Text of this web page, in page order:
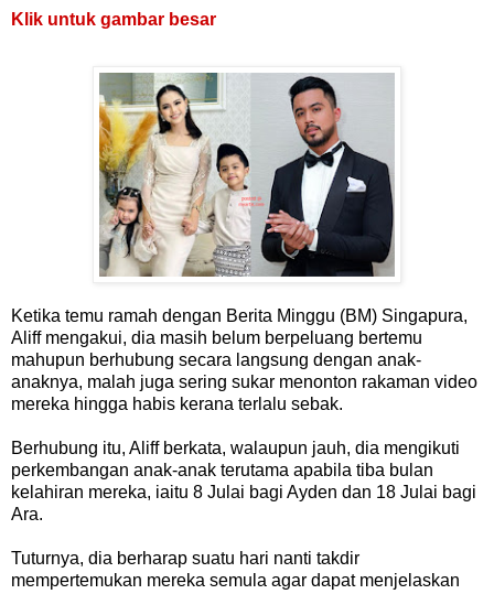
Klik untuk gambar besar
Ketika temu ramah dengan Berita Minggu (BM) Singapura,
Aliff mengakui, dia masih belum berpeluang bertemu
mahupun berhubung secara langsung dengan anak-
anaknya, malah juga sering sukar menonton rakaman video
mereka hingga habis kerana terlalu sebak.
Berhubung itu, Aliff berkata, walaupun jauh, dia mengikuti
perkembangan anak-anak terutama apabila tiba bulan
kelahiran mereka, iaitu 8 Julai bagi Ayden dan 18 Julai bagi
Ara.
Tuturnya, dia berharap suatu hari nanti takdir
mempertemukan mereka semula agar dapat menjelaskan